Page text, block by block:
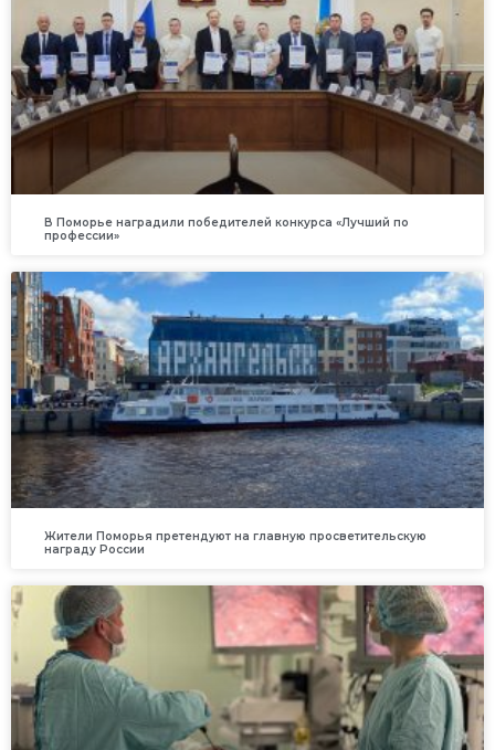
В Поморье наградили победителей конкурса «Лучший по
профессии»
Жители Поморья претендуют на главную просветительскую
награду России